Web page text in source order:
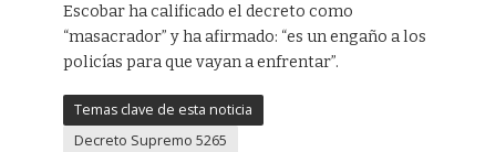
Escobar ha calificado el decreto como
“masacrador” y ha afirmado: “es un engaño a los
policías para que vayan a enfrentar”.
Temas clave de esta noticia
Decreto Supremo 5265